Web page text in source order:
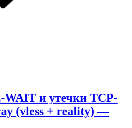
WAIT и утечки TCP-
(vless + reality) —